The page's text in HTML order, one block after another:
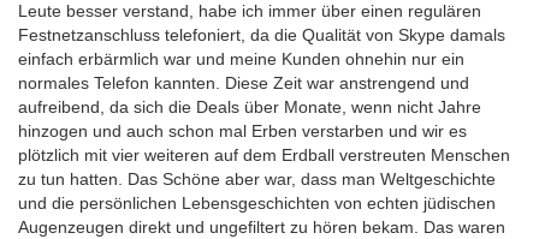
Leute besser verstand, habe ich immer über einen regulären
Festnetzanschluss telefoniert, da die Qualität von Skype damals
einfach erbärmlich war und meine Kunden ohnehin nur ein
normales Telefon kannten. Diese Zeit war anstrengend und
aufreibend, da sich die Deals über Monate, wenn nicht Jahre
hinzogen und auch schon mal Erben verstarben und wir es
plötzlich mit vier weiteren auf dem Erdball verstreuten Menschen
zu tun hatten. Das Schöne aber war, dass man Weltgeschichte
und die persönlichen Lebensgeschichten von echten jüdischen
Augenzeugen direkt und ungefiltert zu hören bekam. Das waren